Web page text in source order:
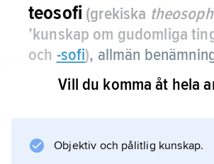
teosofi (grekiska
’kunskap om gudomliga
och -sofi), allmän
esoteriska traditioner, som
nyplatonism och
genom visionärt skådande.
Vill du komma åt hela
Objektiv och pålitlig kunskap.